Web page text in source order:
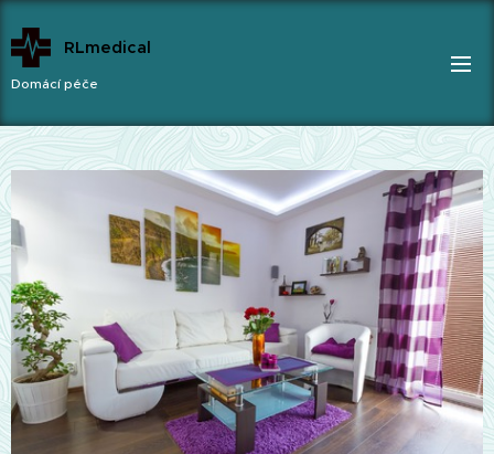
RLmedical
Domácí péče